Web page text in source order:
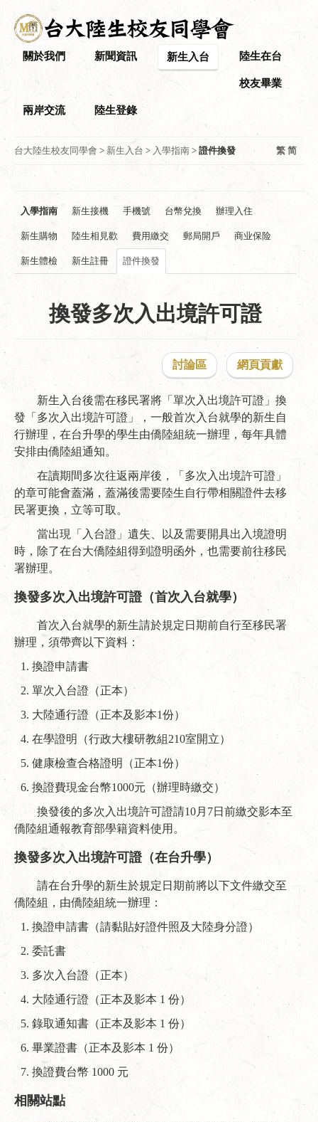
關於我們 新聞資訊 新生入台 陸生在台
校友畢業
兩岸交流 陸生登錄
台大陸生校友同學會 > 新生入台 > 入學指南 > 證件換發 繁 简
入學指南 新生接機 手機號 台幣兌換 辦理入住
新生購物 陸生相見歡 費用繳交 郵局開戶 商业保险
新生體檢 新生註冊 證件換發
換發多次入出境許可證
討論區 網頁貢獻
新生入台後需在移民署將「單次入出境許可證」換
發「多次入出境許可證」，一般首次入台就學的新生自
行辦理，在台升學的學生由僑陸組統一辦理，每年具體
安排由僑陸組通知。
在讀期間多次往返兩岸後，「多次入出境許可證」
的章可能會蓋滿，蓋滿後需要陸生自行帶相關證件去移
民署更換，立等可取。
當出現「入台證」遺失、以及需要開具出入境證明
時，除了在台大僑陸組得到證明函外，也需要前往移民
署辦理。
換發多次入出境許可證（首次入台就學）
首次入台就學的新生請於規定日期前自行至移民署
辦理，須帶齊以下資料：
換證申請書
單次入台證（正本）
大陸通行證（正本及影本1份）
在學證明（行政大樓研教組210室開立）
健康檢查合格證明（正本1份）
換證費現金台幣1000元（辦理時繳交）
換發後的多次入出境許可證請10月7日前繳交影本至
僑陸組通報教育部學籍資料使用。
換發多次入出境許可證（在台升學）
請在台升學的新生於規定日期前將以下文件繳交至
僑陸組，由僑陸組統一辦理：
換證申請書（請黏貼好證件照及大陸身分證）
委託書
多次入台證（正本）
大陸通行證（正本及影本 1 份）
錄取通知書（正本及影本 1 份）
畢業證書（正本及影本 1 份）
換證費台幣 1000 元
相關站點